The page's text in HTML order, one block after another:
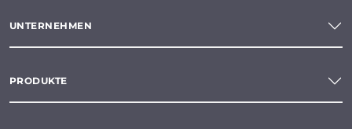
UNTERNEHMEN
PRODUKTE